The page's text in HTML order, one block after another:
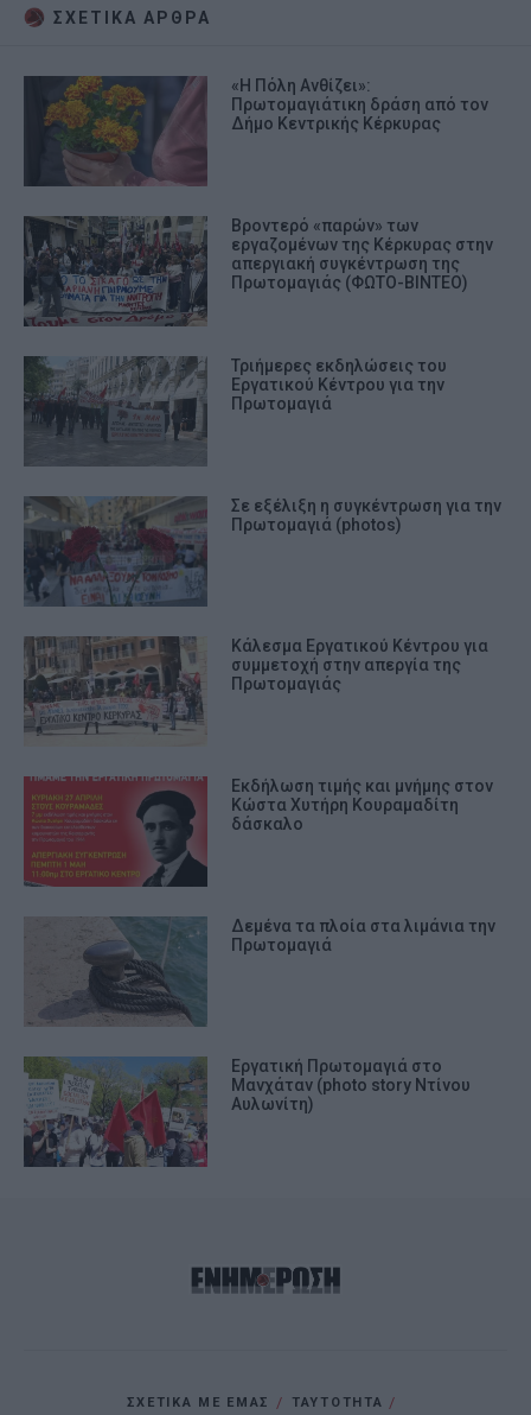
ΣΧΕΤΙΚA AΡΘΡΑ
«Η Πόλη Ανθίζει»:
Πρωτομαγιάτικη δράση από τον
Δήμο Κεντρικής Κέρκυρας
Βροντερό «παρών» των
εργαζομένων της Κέρκυρας στην
απεργιακή συγκέντρωση της
Πρωτομαγιάς (ΦΩΤΟ-ΒΙΝΤΕΟ)
Τριήμερες εκδηλώσεις του
Εργατικού Κέντρου για την
Πρωτομαγιά
Σε εξέλιξη η συγκέντρωση για την
Πρωτομαγιά (photos)
Κάλεσμα Εργατικού Κέντρου για
συμμετοχή στην απεργία της
Πρωτομαγιάς
Εκδήλωση τιμής και μνήμης στον
Κώστα Χυτήρη Κουραμαδίτη
δάσκαλο
Δεμένα τα πλοία στα λιμάνια την
Πρωτομαγιά
Εργατική Πρωτομαγιά στο
Μανχάταν (photo story Ντίνου
Αυλωνίτη)
ΣΧΕΤΙΚΑ ΜΕ ΕΜΑΣ ΤΑΥΤΟΤΗΤΑ